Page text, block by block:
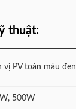
thuật:
vị PV toàn màu đen
500W